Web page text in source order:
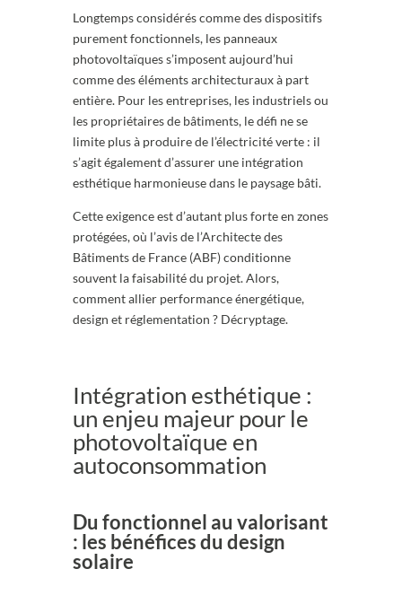
Longtemps considérés comme des dispositifs
purement fonctionnels, les panneaux
photovoltaïques s’imposent aujourd’hui
comme des éléments architecturaux à part
entière. Pour les entreprises, les industriels ou
les propriétaires de bâtiments, le défi ne se
limite plus à produire de l’électricité verte : il
s’agit également d’assurer une intégration
esthétique harmonieuse dans le paysage bâti.
Cette exigence est d’autant plus forte en zones
protégées, où l’avis de l’Architecte des
Bâtiments de France (ABF) conditionne
souvent la faisabilité du projet. Alors,
comment allier performance énergétique,
design et réglementation ? Décryptage.
Intégration esthétique :
un enjeu majeur pour le
photovoltaïque en
autoconsommation
Du fonctionnel au valorisant
: les bénéfices du design
solaire